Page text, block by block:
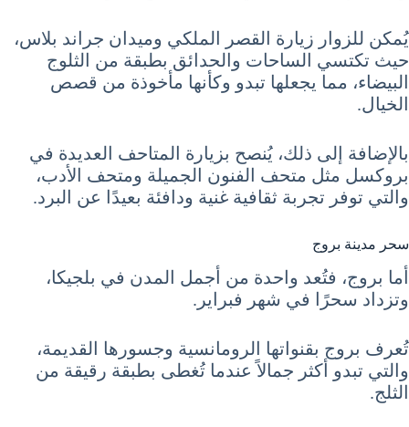
يُمكن للزوار زيارة القصر الملكي وميدان جراند بلاس،
حيث تكتسي الساحات والحدائق بطبقة من الثلوج
البيضاء، مما يجعلها تبدو وكأنها مأخوذة من قصص
الخيال.
بالإضافة إلى ذلك، يُنصح بزيارة المتاحف العديدة في
بروكسل مثل متحف الفنون الجميلة ومتحف الأدب،
والتي توفر تجربة ثقافية غنية ودافئة بعيدًا عن البرد.
سحر مدينة بروج
أما بروج، فتُعد واحدة من أجمل المدن في بلجيكا،
وتزداد سحرًا في شهر فبراير.
تُعرف بروج بقنواتها الرومانسية وجسورها القديمة،
والتي تبدو أكثر جمالاً عندما تُغطى بطبقة رقيقة من
الثلج.